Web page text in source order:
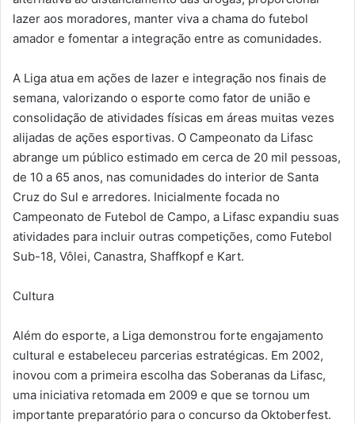
lazer aos moradores, manter viva a chama do futebol
amador e fomentar a integração entre as comunidades.
A Liga atua em ações de lazer e integração nos finais de
semana, valorizando o esporte como fator de união e
consolidação de atividades físicas em áreas muitas vezes
alijadas de ações esportivas. O Campeonato da Lifasc
abrange um público estimado em cerca de 20 mil pessoas,
de 10 a 65 anos, nas comunidades do interior de Santa
Cruz do Sul e arredores. Inicialmente focada no
Campeonato de Futebol de Campo, a Lifasc expandiu suas
atividades para incluir outras competições, como Futebol
Sub-18, Vôlei, Canastra, Shaffkopf e Kart.
Cultura
Além do esporte, a Liga demonstrou forte engajamento
cultural e estabeleceu parcerias estratégicas. Em 2002,
inovou com a primeira escolha das Soberanas da Lifasc,
uma iniciativa retomada em 2009 e que se tornou um
importante preparatório para o concurso da Oktoberfest.